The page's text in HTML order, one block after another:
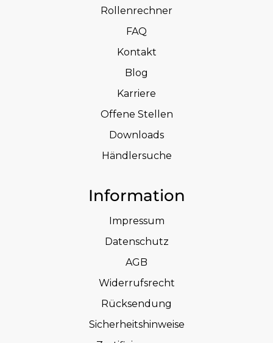
Rollenrechner
FAQ
Kontakt
Blog
Karriere
Offene Stellen
Downloads
Händlersuche
Information
Impressum
Datenschutz
AGB
Widerrufsrecht
Rücksendung
Sicherheitshinweise